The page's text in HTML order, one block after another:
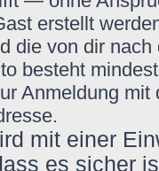
erstellt
die von dir
besteht
Anmeldung
mit einer
es sicher